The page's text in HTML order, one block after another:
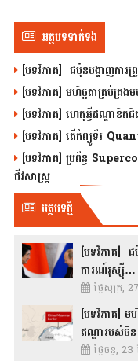
អត្ថបទទាក់ទង
[បទវិភាគ] ជប៉ុនបង្ហាញការ
[បទវិភាគ] មហិច្ឆតាគ្រប់គ្
[បទវិភាគ] ហេតុអ្វីឥណ្ឌាខិតជិ
[បទវិភាគ] តើកំព្យូទ័រ
[បទវិភាគ] ប្រព័ន្ធ
ជីវសាស្រ្ត
អត្ថបទថ្មី
[បទវិភាគ] ជ
ការណ៍រុស្ស៊ី…
ថ្ងៃសុក្រ,
[បទវិភាគ] ម
ឥណ្ឌារបស់ចិន
ថ្ងៃចន្ទ,